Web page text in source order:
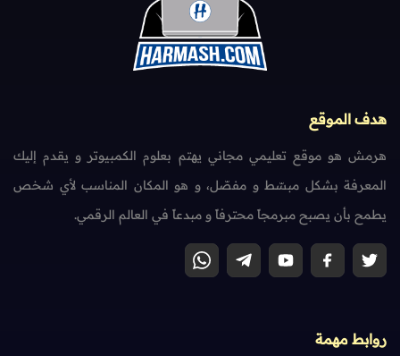
هدف الموقع
هرمش هو موقع تعليمي مجاني يهتم بعلوم الكمبيوتر و يقدم إليك
المعرفة بشكل مبسّط و مفصّل، و هو المكان المناسب لأي شخص
يطمح بأن يصبح مبرمجاً محترفاً و مبدعاً في العالم الرقمي.
روابط مهمة